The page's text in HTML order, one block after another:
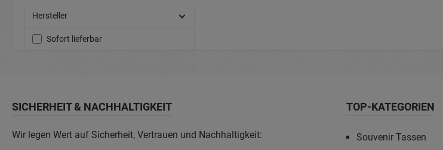
Hersteller
Sofort lieferbar
SICHERHEIT & NACHHALTIGKEIT
Wir legen Wert auf Sicherheit, Vertrauen und Nachhaltigkeit:
TOP-KATEGORIEN
Souvenir Tassen